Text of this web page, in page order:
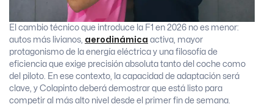
El cambio técnico que introduce la F1 en 2026 no es menor:
autos más livianos, aerodinámica activa, mayor
protagonismo de la energía eléctrica y una filosofía de
eficiencia que exige precisión absoluta tanto del coche como
del piloto. En ese contexto, la capacidad de adaptación será
clave, y Colapinto deberá demostrar que está listo para
competir al más alto nivel desde el primer fin de semana.